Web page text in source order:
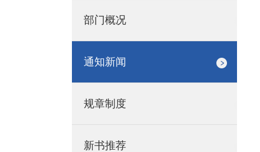
部门概况
通知新闻
规章制度
新书推荐